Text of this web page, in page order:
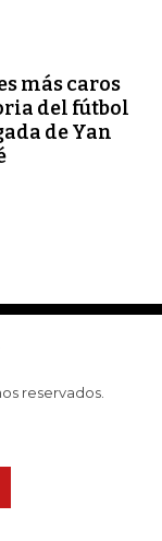
más caros
del fútbol
de Yan
reservados.